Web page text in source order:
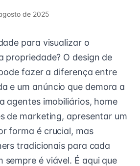
de 2025
para visualizar o
propriedade? O design de
fazer a diferença entre
e um anúncio que demora a
agentes imobiliários, home
de marketing, apresentar um
forma é crucial, mas
tradicionais para cada
sempre é viável. É aqui que